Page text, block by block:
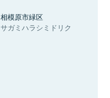
相模原市緑区
サガミハラシミドリク